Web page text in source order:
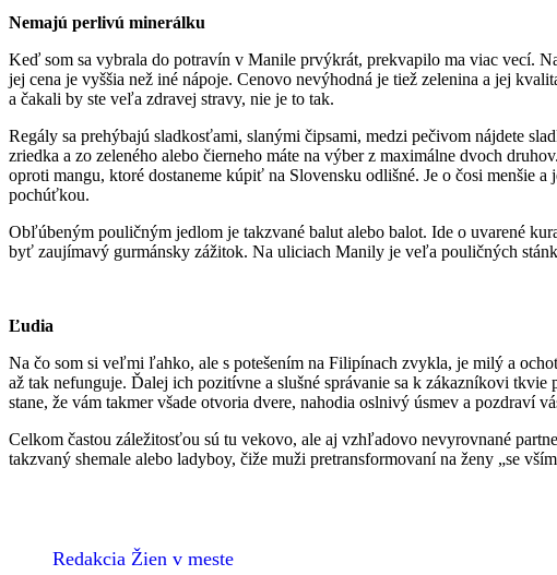
Nemajú perlivú minerálku
Keď som sa vybrala do potravín v Manile prvýkrát, prekvapilo ma viac vecí.
jej cena je vyššia než iné nápoje. Cenovo nevýhodná je tiež zelenina a jej
a čakali by ste veľa zdravej stravy, nie je to tak.
Regály sa prehýbajú sladkosťami, slanými čipsami, medzi pečivom nájdete
zriedka a zo zeleného alebo čierneho máte na výber z maximálne dvoch
oproti mangu, ktoré dostaneme kúpiť na Slovensku odlišné. Je o čosi menšie
pochúťkou.
Obľúbeným pouličným jedlom je takzvané balut alebo balot. Ide o uvarené
byť zaujímavý gurmánsky zážitok. Na uliciach Manily je veľa pouličných
Ľudia
Na čo som si veľmi ľahko, ale s potešením na Filipínach zvykla, je milý a
až tak nefunguje. Ďalej ich pozitívne a slušné správanie sa k zákazníkovi
stane, že vám takmer všade otvoria dvere, nahodia oslnivý úsmev a pozdraví
Celkom častou záležitosťou sú tu vekovo, ale aj vzhľadovo nevyrovnané
takzvaný shemale alebo ladyboy, čiže muži pretransformovaní na ženy „se
Redakcia Žien v meste